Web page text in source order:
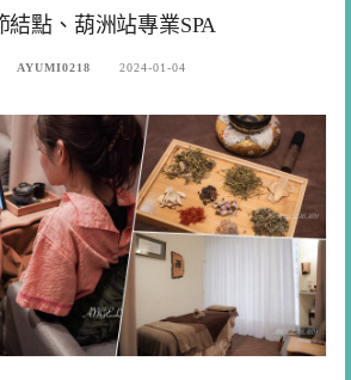
點、葫洲站專業SPA
AYUMI0218 2024-01-04